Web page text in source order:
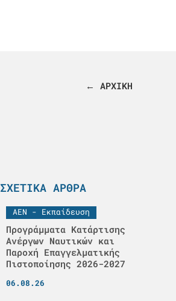
← ΑΡΧΙΚΗ
ΣΧΕΤΙΚΆ ΆΡΘΡΑ
ΑΕΝ - Εκπαίδευση
Προγράμματα Κατάρτισης
Ανέργων Ναυτικών και
Παροχή Επαγγελματικής
Πιστοποίησης 2026-2027
06.08.26